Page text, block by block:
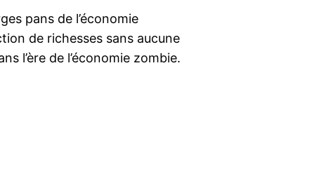
pans de l’économie
de richesses sans aucune
l’ère de l’économie zombie.